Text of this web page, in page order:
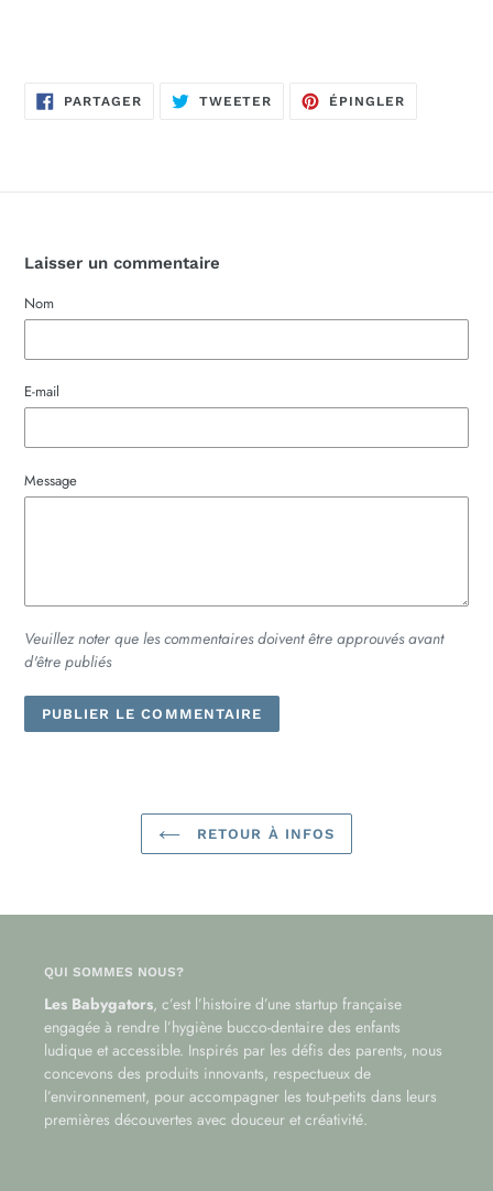
PARTAGERPARTAGERTWEETER TWEETERÉPINGLER
Laisser un commentaire
Nom
E-mail
Message
Veuillez noter que les commentaires doivent être approuvés avant
d'être publiés
RETOUR À INFOS
QUI SOMMES NOUS?
Les Babygators, c’est l’histoire d’une startup française
engagée à rendre l’hygiène bucco-dentaire des enfants
ludique et accessible. Inspirés par les défis des parents, nous
concevons des produits innovants, respectueux de
l’environnement, pour accompagner les tout-petits dans leurs
premières découvertes avec douceur et créativité.